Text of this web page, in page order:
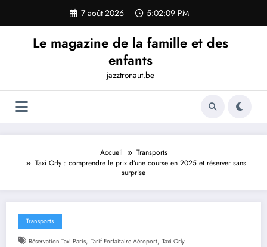
contenu
7 août 2026 5:02:10 PM
Le magazine de la famille et des
enfants
jazztronaut.be
Accueil
Transports
Taxi Orly : comprendre le prix d’une course en 2025 et réserver sans
surprise
Transports
Réservation Taxi Paris, Tarif Forfaitaire Aéroport, Taxi Orly